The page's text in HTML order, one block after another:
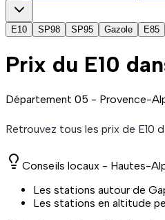
E10 SP98 SP95 Gazole E85
Prix du E10
Département 05 - Provence-
Retrouvez tous les prix de E10
Conseils locaux - Hautes-
Les stations autour de
Les stations en altitude